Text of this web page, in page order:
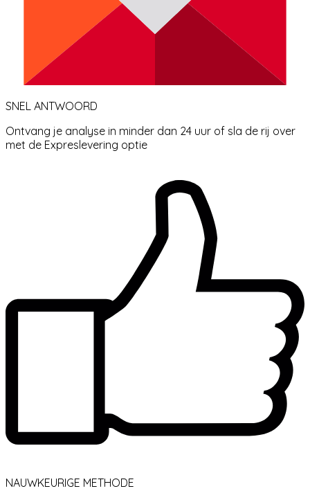
SNEL ANTWOORD
Ontvang je analyse in minder dan 24 uur of sla de rij over
met de Expreslevering optie
NAUWKEURIGE METHODE